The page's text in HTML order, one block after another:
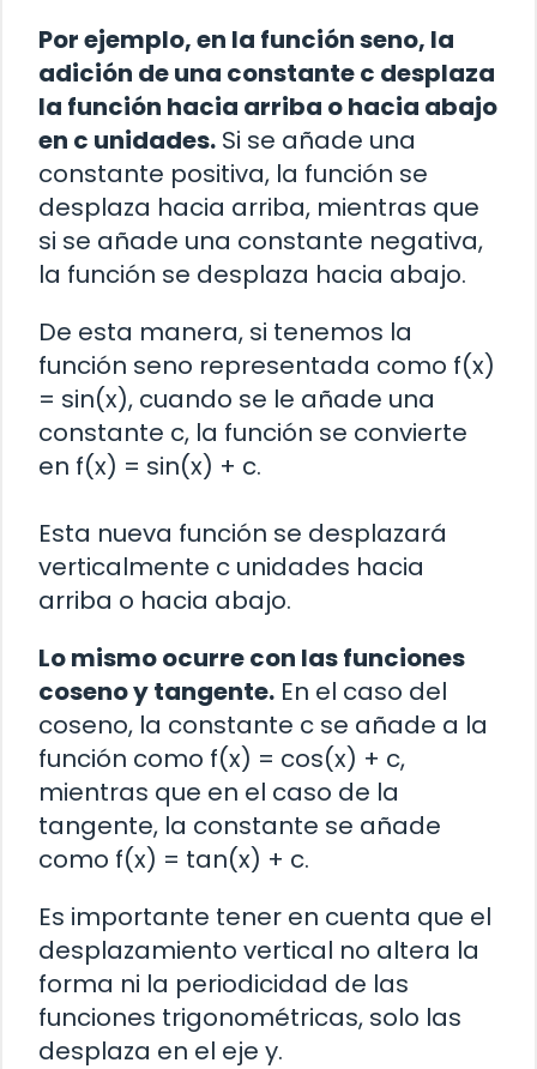
Por ejemplo, en la función seno, la
adición de una constante c desplaza
la función hacia arriba o hacia abajo
en c unidades. Si se añade una
constante positiva, la función se
desplaza hacia arriba, mientras que
si se añade una constante negativa,
la función se desplaza hacia abajo.
De esta manera, si tenemos la
función seno representada como f(x)
= sin(x), cuando se le añade una
constante c, la función se convierte
en f(x) = sin(x) + c.
Esta nueva función se desplazará
verticalmente c unidades hacia
arriba o hacia abajo.
Lo mismo ocurre con las funciones
coseno y tangente. En el caso del
coseno, la constante c se añade a la
función como f(x) = cos(x) + c,
mientras que en el caso de la
tangente, la constante se añade
como f(x) = tan(x) + c.
Es importante tener en cuenta que el
desplazamiento vertical no altera la
forma ni la periodicidad de las
funciones trigonométricas, solo las
desplaza en el eje y.